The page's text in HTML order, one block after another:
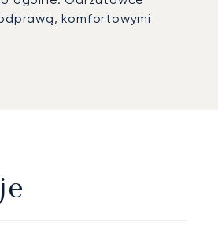
komfortowymi